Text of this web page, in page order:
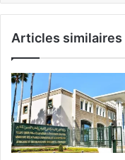
Articles similaires